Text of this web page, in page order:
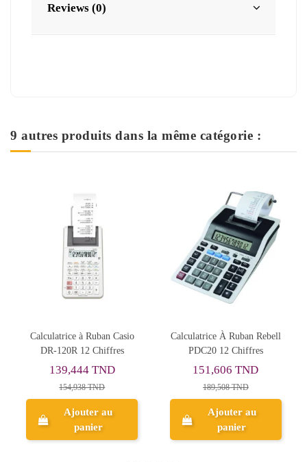
Reviews (0)
9 autres produits dans la même catégorie :
À Ruban Rebell
12 Chiffres
151,606 TND
Ajouter au
panier
Calculatrice À Ruban Ibico
1214X 12 Chiffres
114,240 TND
Ajouter au
panier